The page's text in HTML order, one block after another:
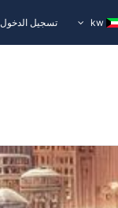
تسجيل الدخول